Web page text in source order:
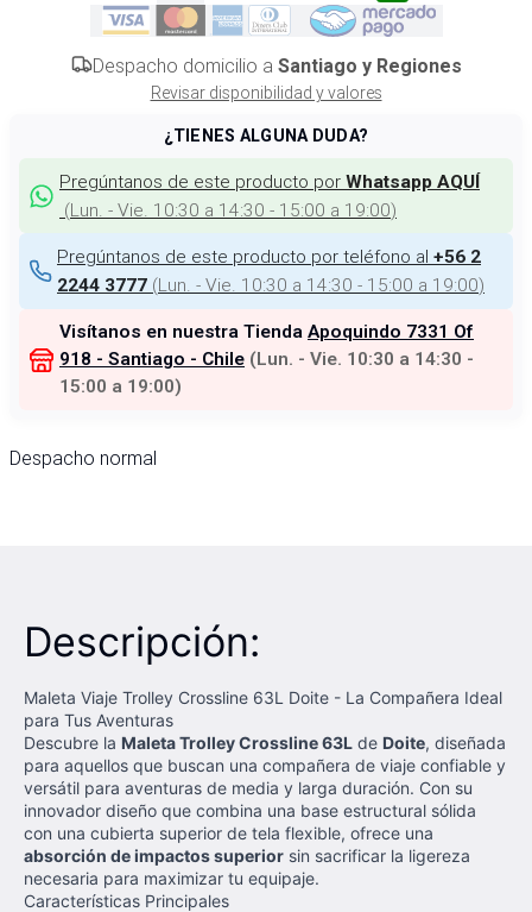
Despacho domicilio a Santiago y Regiones
Revisar disponibilidad y valores
¿TIENES ALGUNA DUDA?
Pregúntanos de este producto por Whatsapp AQUÍ
(Lun. - Vie. 10:30 a 14:30 - 15:00 a 19:00)
Pregúntanos de este producto por teléfono al +56 2
2244 3777 (Lun. - Vie. 10:30 a 14:30 - 15:00 a 19:00)
Visítanos en nuestra Tienda Apoquindo 7331 Of
918 - Santiago - Chile (Lun. - Vie. 10:30 a 14:30 -
15:00 a 19:00)
Despacho normal
Descripción:
Maleta Viaje Trolley Crossline 63L Doite - La Compañera Ideal
para Tus Aventuras
Descubre la Maleta Trolley Crossline 63L de Doite, diseñada
para aquellos que buscan una compañera de viaje confiable y
versátil para aventuras de media y larga duración. Con su
innovador diseño que combina una base estructural sólida
con una cubierta superior de tela flexible, ofrece una
absorción de impactos superior sin sacrificar la ligereza
necesaria para maximizar tu equipaje.
Características Principales